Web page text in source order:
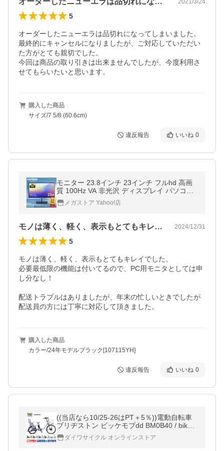
5
オーダーしたニューエラは品切れになってしまいました。
最終的にキャンセルになりましたが、ご対応していただい
た方がとても親切でした。
今回は商品の取り引きは出来ませんでしたが、今度利用さ
せてもらいたいと思います。
購入した商品
サイズ/7 5/8 (60.6cm)
違反報告 いいね 0
モニター 23.8インチ 23インチ フルhd 高画
質 100Hz VA 非光沢 ディスプレイ パソコン
モニター PCモニター フルハイビジョン ア
イリスオーヤマ DT-FF
メガストア Yahoo!店
モノは薄く、軽く、表示もとてもキレイで… 2024/12/31
5
モノは薄く、軽く、表示もとてもキレイでした。
必要最低限の機能は付いてるので、PC用モニタとしては申
し分なし！
配送トラブルはありましたが、年末の忙しいときでしたが
配送員の方には丁寧に対応して頂きました。
購入した商品
カラー/24年モデルブラック[107115YH]
違反報告 いいね 0
((当店なら10/25-26はPT＋5％))電動自転車
ブリヂストン ビッケモブdd BM0B40 / bikke
mob dd ((店舗受取専用商品))
ダイワサイクル オンラインストア